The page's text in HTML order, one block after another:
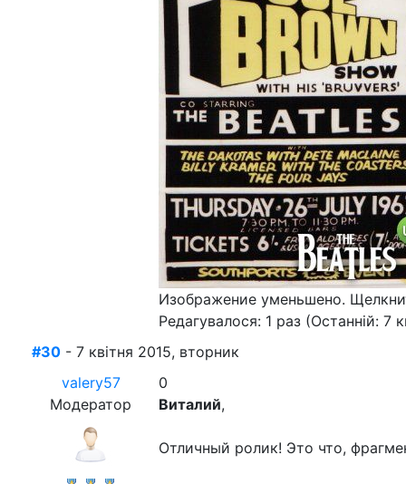
Изображение уменьшено.
Редагувалося: 1 раз (Останній: 7
#30 - 7 квітня 2015, вторник
valery57
Модератор
0
Виталий,
Отличный ролик! Это что,